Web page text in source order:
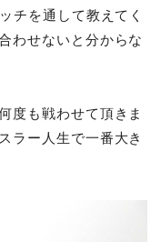
チを通して教えてく
わせないと分からな
度も戦わせて頂きま
ラー人生で一番大き